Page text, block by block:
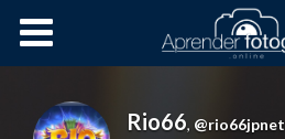
Cursos OnLine
Rio66, @rio66jpnet